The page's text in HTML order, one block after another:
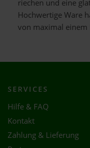
riechen und eine
Hochwertige Ware
von maximal einem
SERVICES
Hilfe & FAQ
Kontakt
Zahlung & Lieferung